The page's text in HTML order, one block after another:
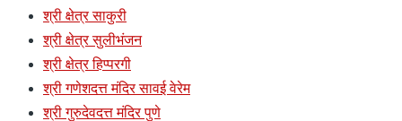
श्री क्षेत्र साकुरी
श्री क्षेत्र सुलीभंजन
श्री क्षेत्र हिप्परगी
श्री गणेशदत्त मंदिर सावई वेरेम
श्री गुरुदेवदत्त मंदिर पुणे